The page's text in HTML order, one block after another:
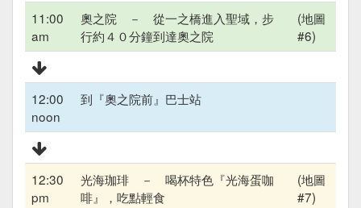
11:00
am
奧之院 － 從一之橋進入聖域，步
行約４０分鐘到達奧之院
(地圖
#6)
12:00
noon
到『奧之院前』巴士站
12:30
pm
光海珈琲 － 喝杯特色『光海蛋咖
啡』，吃點輕食
(地圖
#7)